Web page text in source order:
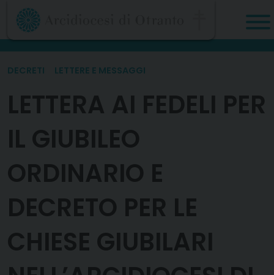
Skip
content
DECRETI LETTERE E MESSAGGI
LETTERA AI FEDELI PER
IL GIUBILEO
ORDINARIO E
DECRETO PER LE
CHIESE GIUBILARI